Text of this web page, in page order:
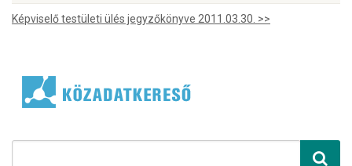
Képviselő testületi ülés jegyzőkönyve 2011.03.30. >>